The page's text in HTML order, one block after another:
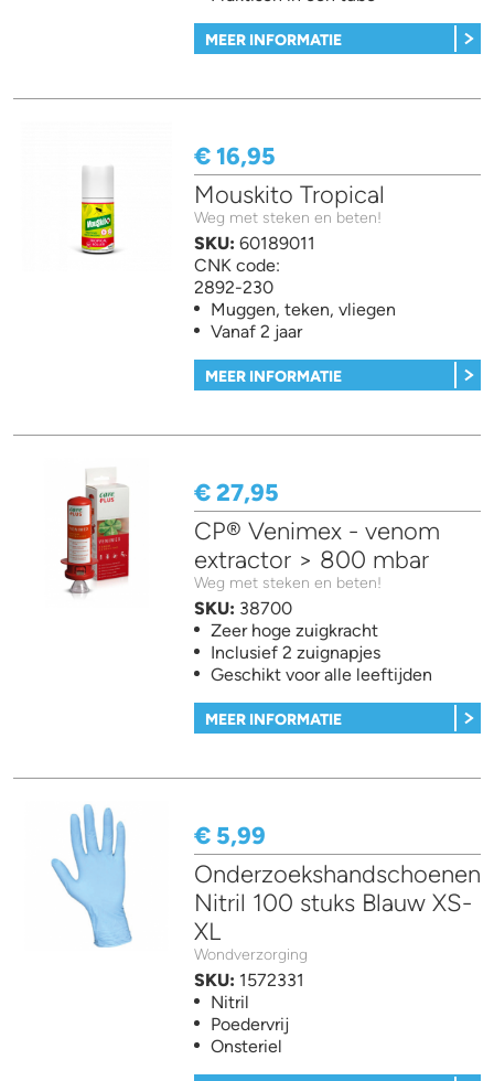
MEER INFORMATIE
€ 16,95
Mouskito Tropical
Weg met steken en beten!
SKU:60189011
CNK code:
2892-230
Muggen, teken, vliegen
Vanaf 2 jaar
MEER INFORMATIE
€ 27,95
CP® Venimex - venom
extractor > 800 mbar
Weg met steken en beten!
SKU: 38700
Zeer hoge zuigkracht
Inclusief 2 zuignapjes
Geschikt voor alle leeftijden
MEER INFORMATIE
€ 5,99
Onderzoekshandschoenen
Nitril 100 stuks Blauw XS-
XL
Wondverzorging
SKU: 1572331
Nitril
Poedervrij
Onsteriel